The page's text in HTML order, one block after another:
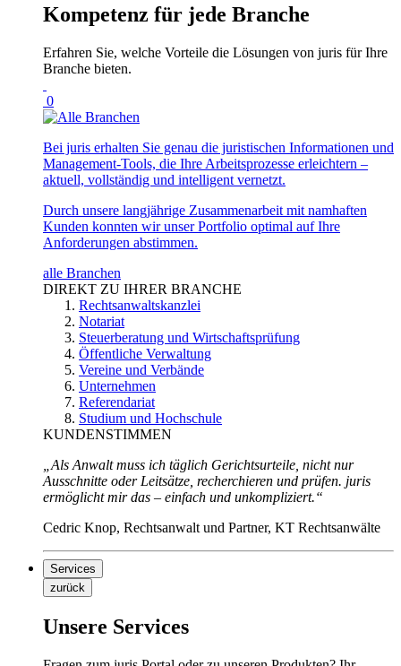
Kompetenz für jede Branche
Erfahren Sie, welche Vorteile die Lösungen von juris für Ihre
Branche bieten.
0
Bei juris erhalten Sie genau die juristischen Informationen und
Management-Tools, die Ihre Arbeitsprozesse erleichtern –
aktuell, vollständig und intelligent vernetzt.
Durch unsere langjährige Zusammenarbeit mit namhaften
Kunden konnten wir unser Portfolio optimal auf Ihre
Anforderungen abstimmen.
alle Branchen
DIREKT ZU IHRER BRANCHE
Rechtsanwaltskanzlei
Notariat
Steuerberatung und Wirtschaftsprüfung
Öffentliche Verwaltung
Vereine und Verbände
Unternehmen
Referendariat
Studium und Hochschule
KUNDENSTIMMEN
„Als Anwalt muss ich täglich Gerichtsurteile, nicht nur
Ausschnitte oder Leitsätze, recherchieren und prüfen. juris
ermöglicht mir das – einfach und unkompliziert.“
Cedric Knop, Rechtsanwalt und Partner, KT Rechtsanwälte
Services
zurück
Unsere Services